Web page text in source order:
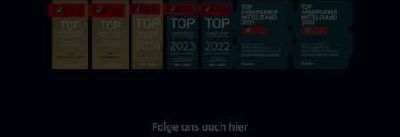
Folge uns auch hier